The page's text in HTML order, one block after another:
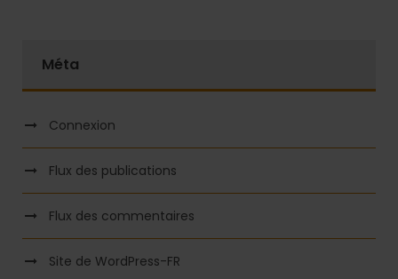
Méta
Connexion
Flux des publications
Flux des commentaires
Site de WordPress-FR